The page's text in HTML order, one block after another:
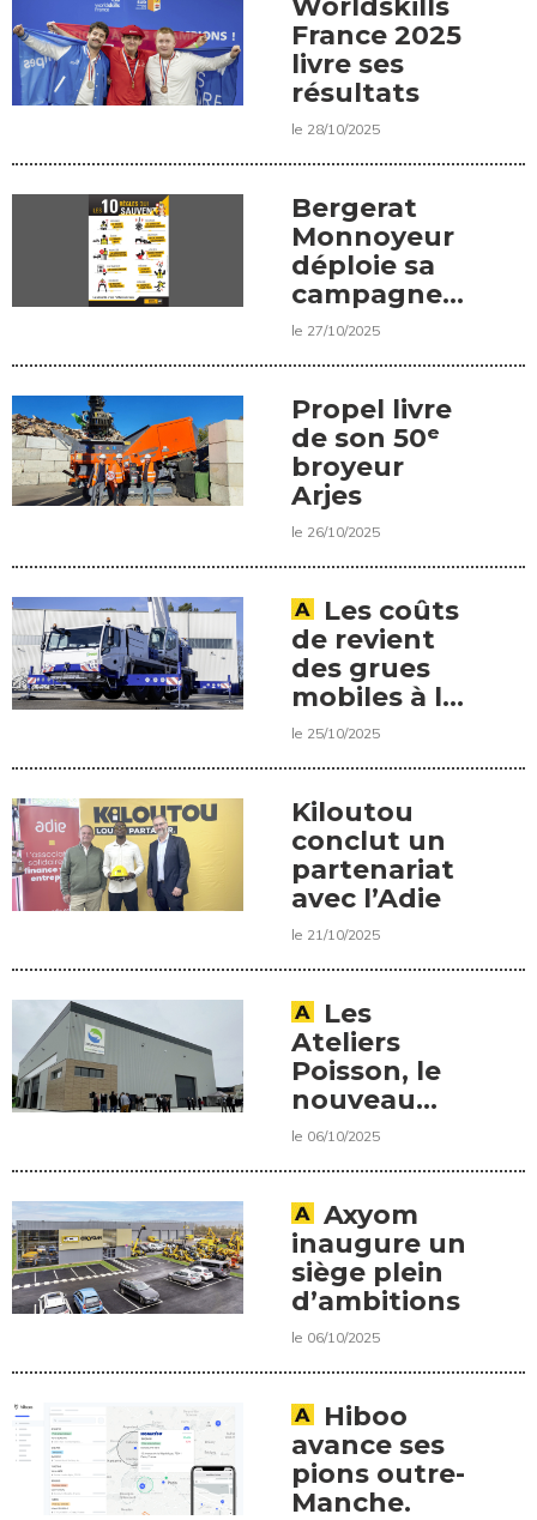
France 2025
livre ses
résultats
le 28/10/2025
Bergerat
Monnoyeur
déploie sa
campagne
“Les 10
le 27/10/2025
Propel livre
de son 50ᵉ
broyeur
Arjes
le 26/10/2025
Les coûts
de revient
des grues
mobiles à la
baisse
le 25/10/2025
Kiloutou
conclut un
partenariat
avec l’Adie
le 21/10/2025
Les
Ateliers
Poisson, le
nouveau
levier de
le 06/10/2025
Axyom
inaugure un
siège plein
d’ambitions
le 06/10/2025
Hiboo
avance ses
pions outre-
Manche.